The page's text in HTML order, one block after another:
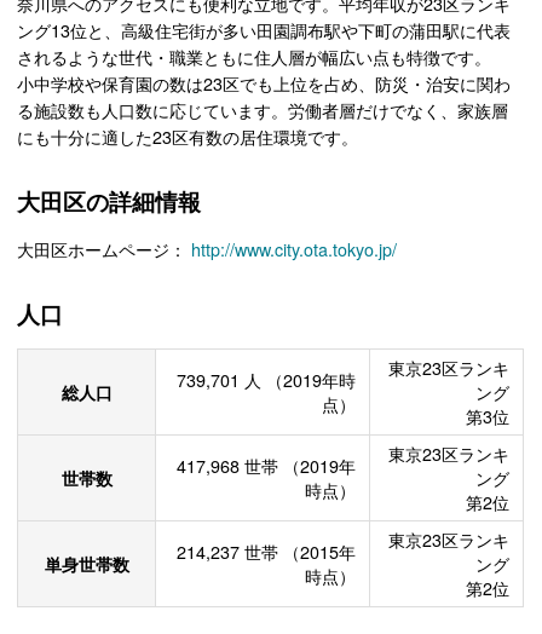
ング13位と、高級住宅街が多い田園調布駅や下町の蒲田駅に代表
されるような世代・職業ともに住人層が幅広い点も特徴です。
小中学校や保育園の数は23区でも上位を占め、防災・治安に関わ
る施設数も人口数に応じています。労働者層だけでなく、家族層
にも十分に適した23区有数の居住環境です。
大田区の詳細情報
大田区ホームページ： http://www.city.ota.tokyo.jp/
人口
総人口 739,701 人
（2019年時
点）
東京23区ランキ
ング
第3位
世帯数 417,968 世帯
（2019年
時点）
東京23区ランキ
ング
第2位
単身世帯数 214,237 世帯
（2015年
時点）
東京23区ランキ
ング
第2位